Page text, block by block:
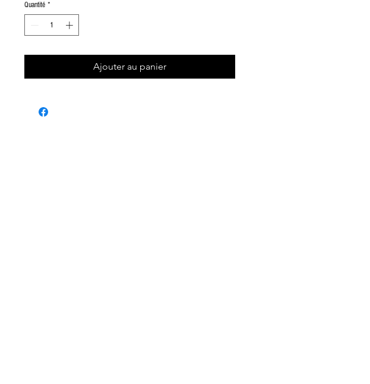
Quantité *
Ajouter au panier